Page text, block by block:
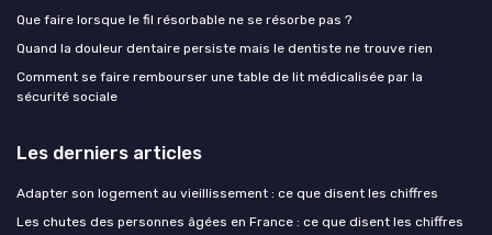
Que faire lorsque le fil résorbable ne se résorbe pas ?
Quand la douleur dentaire persiste mais le dentiste ne trouve rien
Comment se faire rembourser une table de lit médicalisée par la
sécurité sociale
Les derniers articles
Adapter son logement au vieillissement : ce que disent les chiffres
Les chutes des personnes âgées en France : ce que disent les chiffres